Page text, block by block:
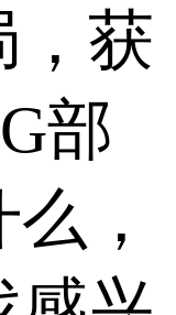
，获
部
，